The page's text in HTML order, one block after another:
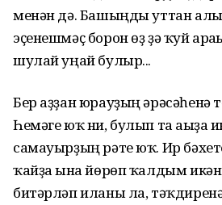
менән дә. Башыңды уттан
эҫенешмәҫ борон өҙ ҙә ҡуй
шулай уңай булыр...
Бер аҙҙан юрауҙың әрәсәһенә
Һемәге юҡ ни, булып та ағыҙа
самауыр­ҙың рәте юҡ. Ир
ҡайҙа ғына йөрөп ҡалдым икән
битәрләп иланы ла,